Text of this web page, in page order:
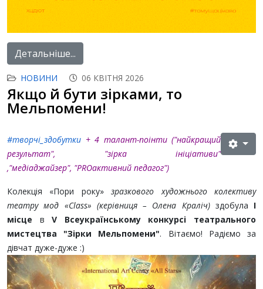
Детальніше...
НОВИНИ 06 КВІТНЯ 2026
Якщо й бути зірками, то
Мельпомени!
#творчі_здобутки + 4 талант-поінти ("найкращий
результат", "зірка ініціативи"
,"медіаджайзер", "PROактивний педагог")
Колекція «Пори року»зразкового художнього колективу
театру мод «Class» (керівниця – Олена Краліч)здобула І
місце вV Всеукраїнському конкурсі театрального
мистецтва "Зірки Мельпомени". Вітаємо! Радіємо за
дівчат дуже-дуже :)